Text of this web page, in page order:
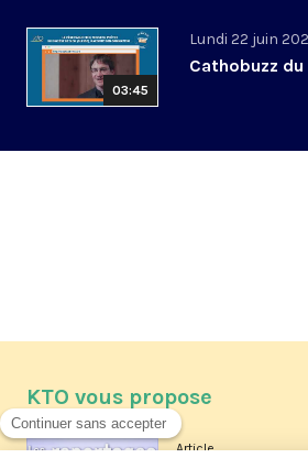
03:45
Lundi 22 juin
Cathobuzz
KTO vous propose
Article